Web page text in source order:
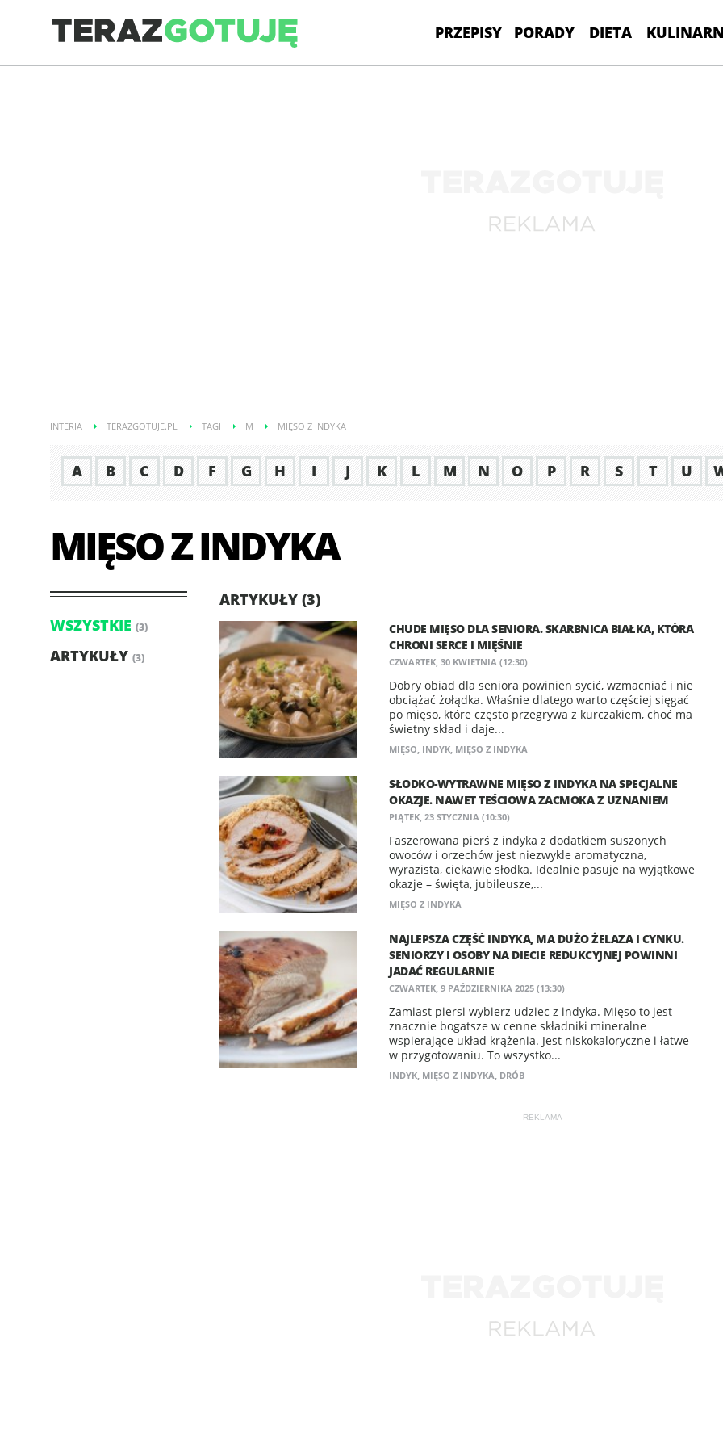
PRZEPISY PORADY DIETA
INTERIA TERAZGOTUJE.PL TAGI M MIĘSO Z INDYKA
A B C D F G H I J K L M N O P R S T U
MIĘSO Z INDYKA
WSZYSTKIE (3)
ARTYKUŁY (3)
ARTYKUŁY (3)
CHUDE MIĘSO DLA SENIORA. SKARBNICA BIAŁKA, KTÓRA
CHRONI SERCE I MIĘŚNIE
CZWARTEK, 30 KWIETNIA (12:30)
Dobry obiad dla seniora powinien sycić, wzmacniać i nie
obciążać żołądka. Właśnie dlatego warto częściej sięgać
po mięso, które często przegrywa z kurczakiem, choć ma
świetny skład i daje...
MIĘSO, INDYK, MIĘSO Z INDYKA
SŁODKO-WYTRAWNE MIĘSO Z INDYKA NA SPECJALNE
OKAZJE. NAWET TEŚCIOWA ZACMOKA Z UZNANIEM
PIĄTEK, 23 STYCZNIA (10:30)
Faszerowana pierś z indyka z dodatkiem suszonych
owoców i orzechów jest niezwykle aromatyczna,
wyrazista, ciekawie słodka. Idealnie pasuje na wyjątkowe
okazje – święta, jubileusze,...
MIĘSO Z INDYKA
NAJLEPSZA CZĘŚĆ INDYKA, MA DUŻO ŻELAZA I CYNKU.
SENIORZY I OSOBY NA DIECIE REDUKCYJNEJ POWINNI
JADAĆ REGULARNIE
CZWARTEK, 9 PAŹDZIERNIKA 2025 (13:30)
Zamiast piersi wybierz udziec z indyka. Mięso to jest
znacznie bogatsze w cenne składniki mineralne
wspierające układ krążenia. Jest niskokaloryczne i łatwe
w przygotowaniu. To wszystko...
INDYK, MIĘSO Z INDYKA, DRÓB
REKLAMA